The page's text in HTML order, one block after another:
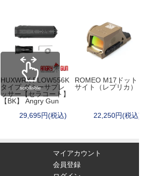
HUXWRX FLOW556K
タイプ ダミーサプレ
ッサー【セラコート】
【BK】 Angry Gun
29,695円(税込)
ROMEO M17ドット
サイト（レプリカ）
22,250円(税込)
scrollable
マイアカウント
会員登録